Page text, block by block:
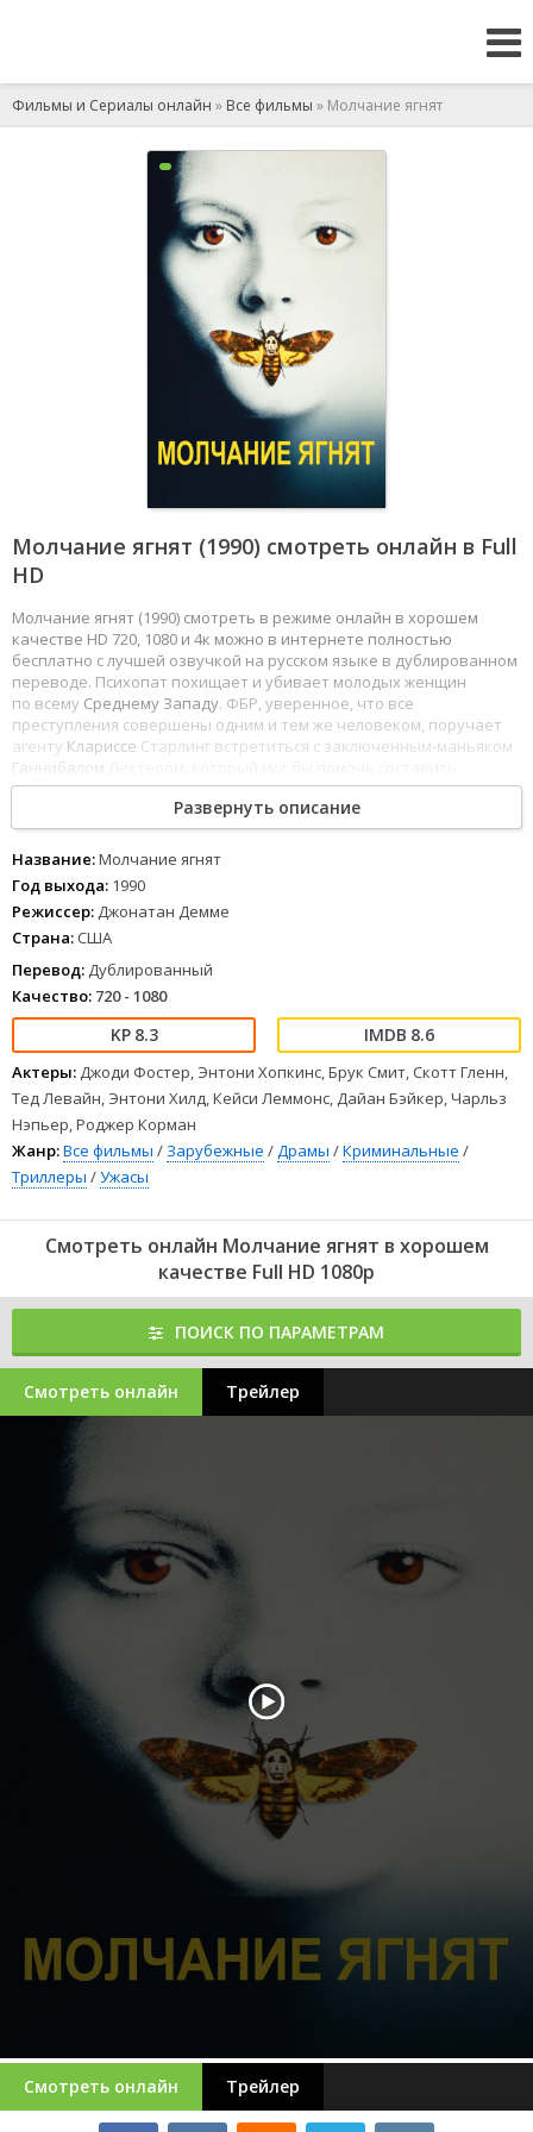
Фильмы и Сериалы онлайн » Все фильмы » Молчание ягнят
Молчание ягнят (1990) смотреть онлайн в Full
HD
Молчание ягнят (1990) смотреть в режиме онлайн в хорошем
качестве HD 720, 1080 и 4к можно в интернете полностью
бесплатно с лучшей озвучкой на русском языке в дублированном
переводе. Психопат похищает и убивает молодых женщин
по всему Среднему Западу. ФБР, уверенное, что все
преступления совершены одним и тем же человеком, поручает
агенту Клариссе Старлинг встретиться с заключенным-маньяком
Ганнибалом
психологический портрет убийцы. СамЛектеротбывает
наказание за убийства и каннибализм. Он согласен помочь
Кларисселишь в том случае, если она попотчует его больное
воображениеподробностями своей личной жизни.
Развернуть описание
Название:Молчание ягнят
Год выхода: 1990
Режиссер: Джонатан Демме
Страна: США
Перевод: Дублированный
Качество: 720 - 1080
8.3 8.6
Актеры: Джоди Фостер, Энтони Хопкинс, Брук Смит, Скотт Гленн,
Тед Левайн, Энтони Хилд, Кейси Леммонс, Дайан Бэйкер, Чарльз
Нэпьер, Роджер Корман
Жанр:Все фильмы / Зарубежные /Драмы /Криминальные /
Триллеры /Ужасы
Смотреть онлайн Молчание ягнят в хорошем
качестве Full HD 1080p
ПОИСК ПО ПАРАМЕТРАМ
Смотреть онлайн Трейлер
Смотреть онлайн Трейлер